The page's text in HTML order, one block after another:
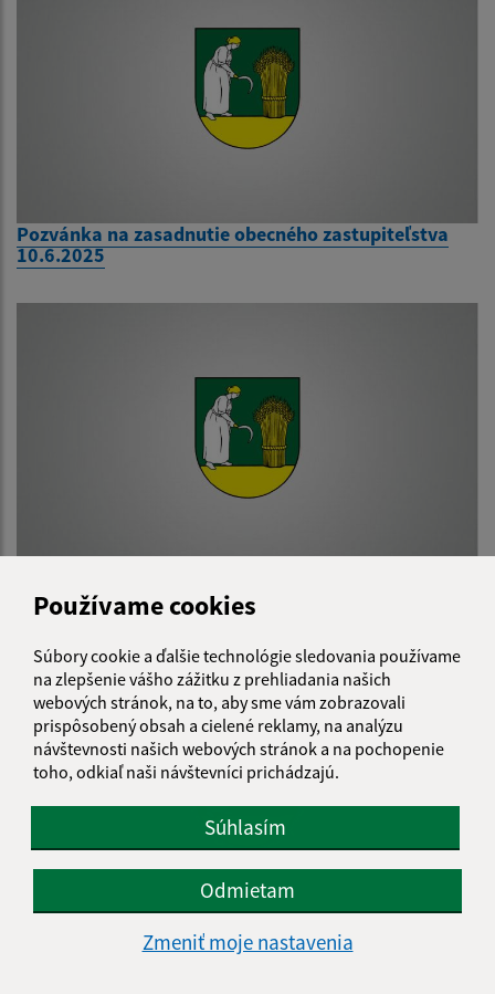
Používame cookies
Súbory cookie a ďalšie technológie sledovania používame
na zlepšenie vášho zážitku z prehliadania našich
webových stránok, na to, aby sme vám zobrazovali
prispôsobený obsah a cielené reklamy, na analýzu
návštevnosti našich webových stránok a na pochopenie
toho, odkiaľ naši návštevníci prichádzajú.
Súhlasím
Odmietam
Zmeniť moje nastavenia
Pozvánka na zasadnutie obecného zastupiteľstva
10.6.2025
22.5.2025
Verejná vyhláška - oznámenie o začatí stavebného